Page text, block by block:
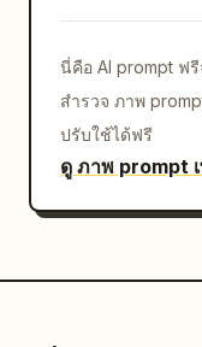
นี่คือ AI prompt ฟ
สำรวจ ภาพ
ปรับใช้ได้ฟรี
ดู ภาพ prompt